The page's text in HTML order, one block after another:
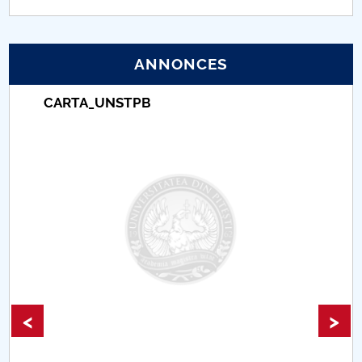
Proiect (PRIM STUD)
Proiect SU-ETIC
Université pour la communauté
Comisie de etica unversitară
Evenimente CUP
ANNONCES
CARTA_UNSTPB
< >